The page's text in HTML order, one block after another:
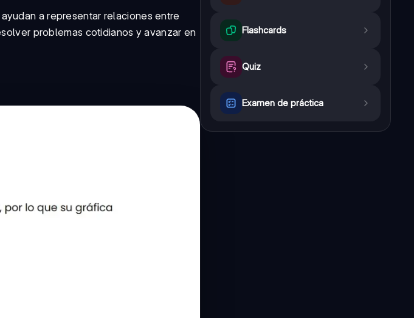
a representar relaciones entre
problemas cotidianos y avanzar en
Flashcards
Quiz
Examen de práctica